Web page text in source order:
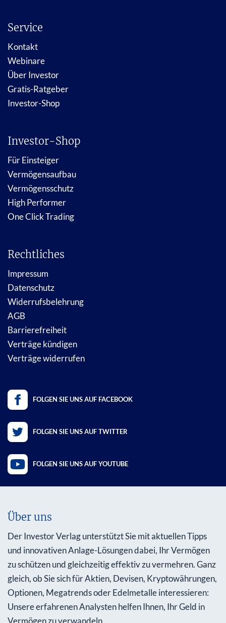
Service
Kontakt
Webinare
Über Investor
Gratis-Ratgeber
Investor-Shop
Investor-Shop
Für Einsteiger
Vermögensaufbau
Vermögensschutz
High Performer
One Click Trading
Rechtliches
Impressum
Datenschutz
Widerrufsbelehrung
AGB
Barrierefreiheit
Verträge kündigen
Verträge widerrufen
FOLGEN SIE UNS AUF FACEBOOK
FOLGEN SIE UNS AUF TWITTER
FOLGEN SIE UNS AUF YOUTUBE
Über uns
Der Investor Verlag unterstützt Sie mit aktuellen Tipps
und innovativen Anlage-Lösungen dabei, Ihr Vermögen
zu schützen und gleichzeitig effektiv zu vermehren. Ganz
gleich, ob Sie sich für Aktien, Devisen, Kryptowährungen,
Optionen, Megatrends oder Edelmetalle interessieren:
Unsere erfahrenen Analysten helfen Ihnen, Ihr Geld in
Vermögen zu verwandeln.